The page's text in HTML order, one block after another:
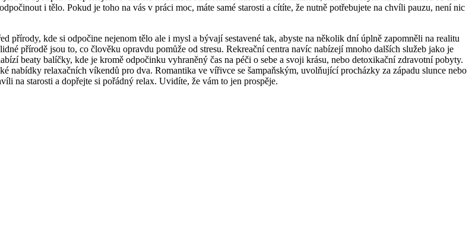
i tělo. Pokud je toho na vás v práci moc, máte samé starosti a cítíte, že nutně potřebujete na chvíli pauzu, není nic
přírody, kde si odpočine nejenom tělo ale i mysl a bývají sestavené tak, abyste na několik dní úplně zapomněli na realitu
přírodě jsou to, co člověku opravdu pomůže od stresu. Rekreační centra navíc nabízejí mnoho dalších služeb jako je
beaty balíčky, kde je kromě odpočinku vyhraněný čas na péči o sebe a svoji krásu, nebo detoxikační zdravotní pobyty.
nabídky relaxačních víkendů pro dva. Romantika ve vířivce se šampaňským, uvolňující procházky za západu slunce nebo
na starosti a dopřejte si pořádný relax. Uvidíte, že vám to jen prospěje.